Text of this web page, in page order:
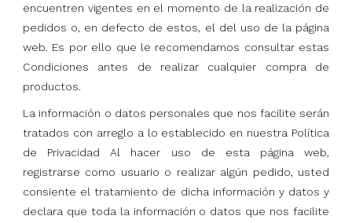
encuentren vigentes en el momento de la realización de
pedidos o, en defecto de estos, el del uso de la página
web. Es por ello que le recomendamos consultar estas
Condiciones antes de realizar cualquier compra de
productos.
La información o datos personales que nos facilite serán
tratados con arreglo a lo establecido en nuestra Política
de Privacidad Al hacer uso de esta página web,
registrarse como usuario o realizar algún pedido, usted
consiente el tratamiento de dicha información y datos y
declara que toda la información o datos que nos facilite